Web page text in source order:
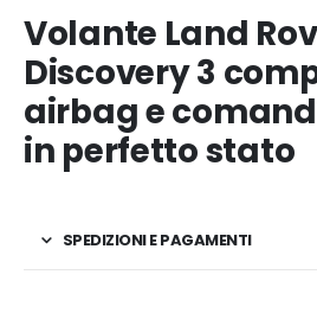
Volante Land
Discovery 3
airbag e
in perfetto stato
SPEDIZIONI E PAGAMENTI